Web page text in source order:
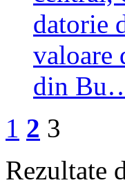
datorie
valoare
din
1 2 3
Rezultate